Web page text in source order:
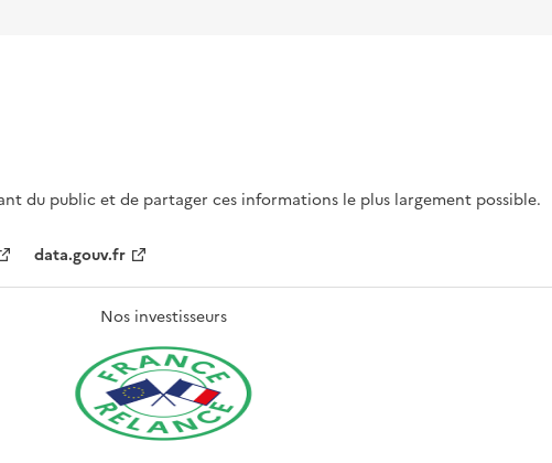
du public et de partager ces informations le plus largement possible.
data.gouv.fr
Nos investisseurs